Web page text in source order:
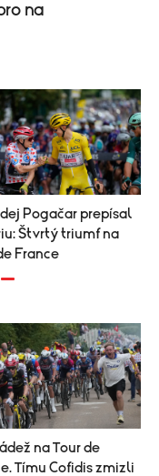
na
Štvrtý triumf na
France
Tímu Cofidis zmizli